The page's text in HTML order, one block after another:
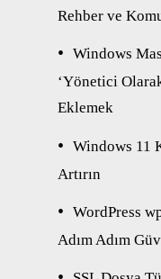
Rehber ve
Windows
‘Yönetici
Eklemek
Windows 11
Artırın
WordPress
Adım Adım